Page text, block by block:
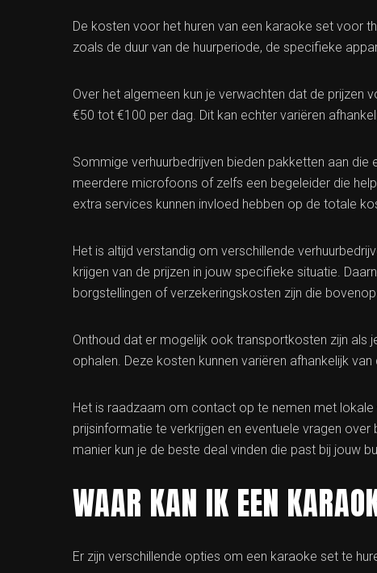
De kosten voor het huren van een karaoke set voor
zoals de duur van de huurperiode, de specifieke
Over het algemeen kun je verwachten dat de prijzen
€50 tot €100 per dag. Dit kan echter variëren
Sommige verhuurbedrijven bieden pakketten aan die
meerdere microfoons of zelfs een begeleider die
extra services kunnen invloed hebben op de totale
Het is altijd verstandig om verschillende
krijgen van de prijzen in jouw specifieke situatie.
borgstellingen of verzekeringskosten zijn die
Onthoud dat er mogelijk ook transportkosten zijn
ophalen. Deze kosten kunnen variëren afhankelijk
Het is raadzaam om contact op te nemen met
prijsinformatie te verkrijgen en eventuele vragen
manier kun je de beste deal vinden die past bij jouw
WAAR KAN IK EEN
Er zijn verschillende opties om een karaoke set te